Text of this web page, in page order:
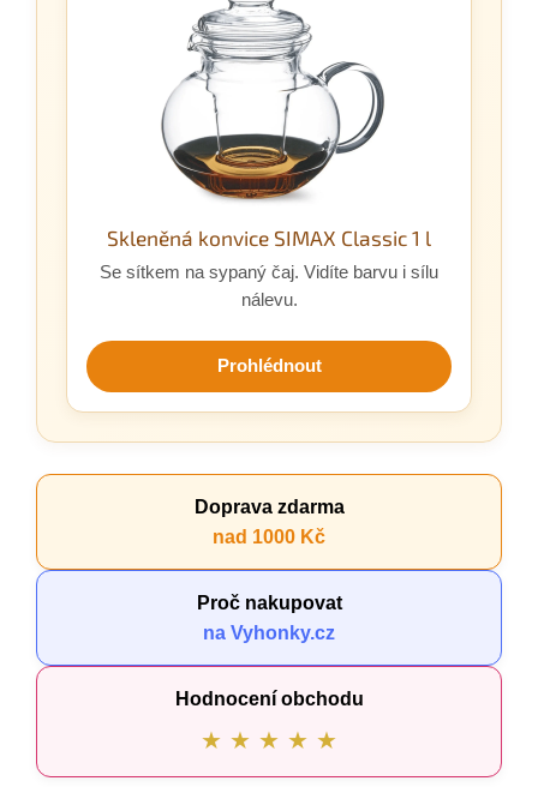
Skleněná konvice SIMAX Classic 1 l
Se sítkem na sypaný čaj. Vidíte barvu i sílu
nálevu.
Prohlédnout
Doprava zdarma
nad 1000 Kč
Proč nakupovat
na Vyhonky.cz
Hodnocení obchodu
★ ★ ★ ★ ★